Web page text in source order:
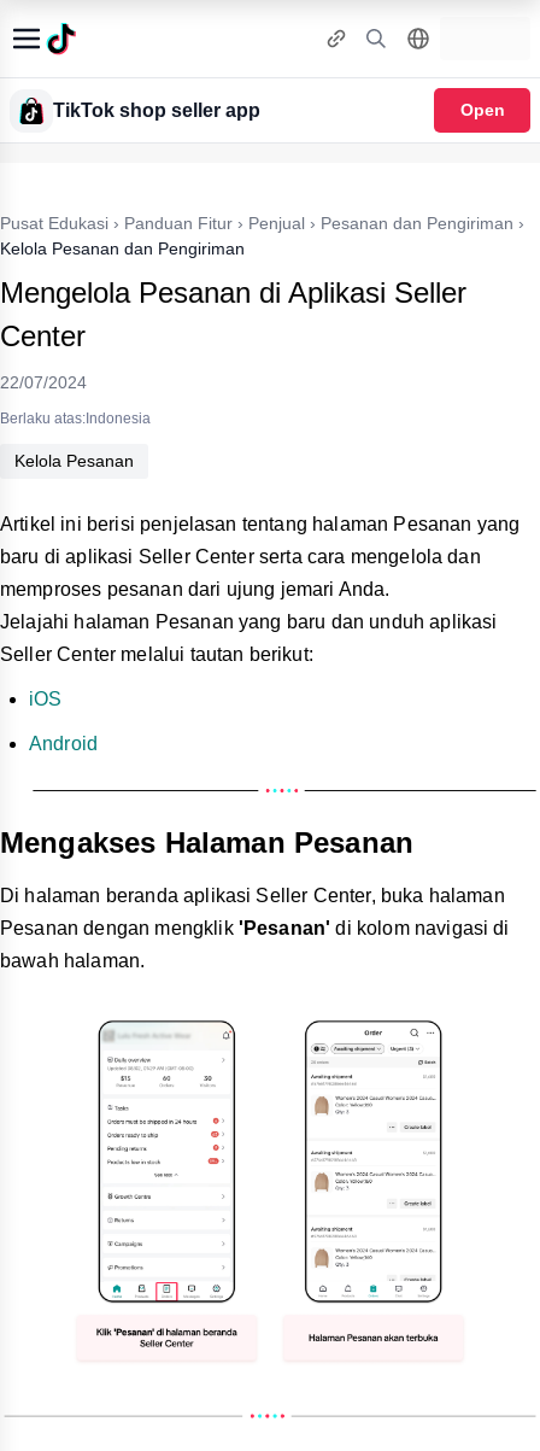
TikTok shop seller app Open
Pusat Edukasi › Panduan Fitur › Penjual › Pesanan dan Pengiriman ›
Kelola Pesanan dan Pengiriman
Mengelola Pesanan di Aplikasi Seller
Center
22/07/2024
Berlaku atas:Indonesia
Kelola Pesanan
Artikel ini berisi penjelasan tentang halaman Pesanan yang
baru di aplikasi Seller Center serta cara mengelola dan
memproses pesanan dari ujung jemari Anda.
Jelajahi halaman Pesanan yang baru dan unduh aplikasi
Seller Center melalui tautan berikut:
iOS
Android
Mengakses Halaman Pesanan
Di halaman beranda aplikasi Seller Center, buka halaman
Pesanan dengan mengklik 'Pesanan' di kolom navigasi di
bawah halaman.